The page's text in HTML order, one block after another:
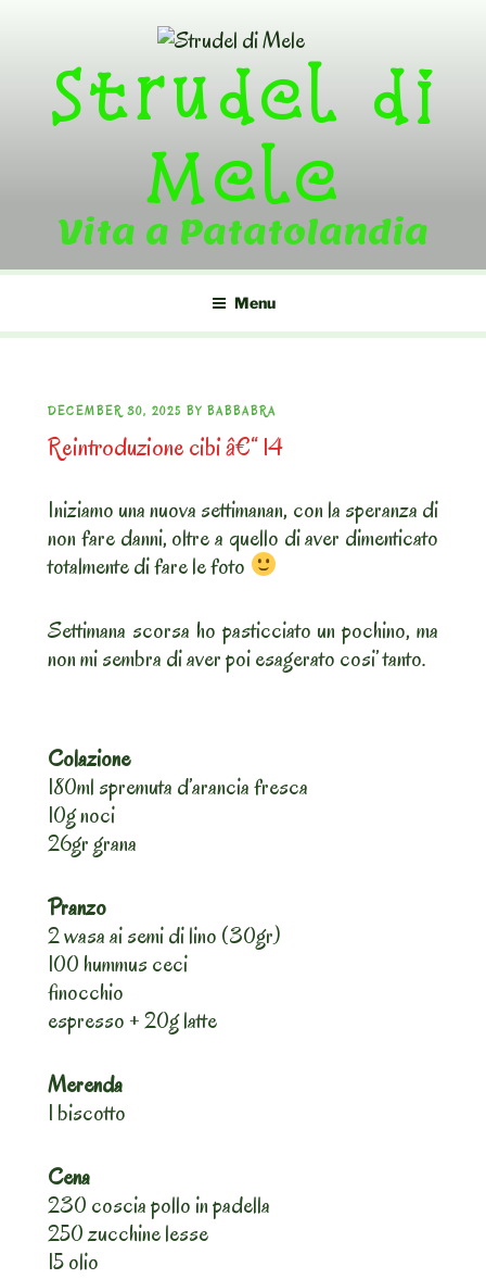
contentStrudel di
Mele
Vita a Patatolandia
Menu
POSTED
ON
DECEMBER 30, 2025 BY BABBABRA
Reintroduzione cibi â€“ 14
Iniziamo una nuova settimanan, con la speranza di
non fare danni, oltre a quello di aver dimenticato
totalmente di fare le foto
Settimana scorsa ho pasticciato un pochino, ma
non mi sembra di aver poi esagerato cosi’ tanto.
Colazione
180ml spremuta d’arancia fresca
10g noci
26gr grana
Pranzo
2 wasa ai semi di lino (30gr)
100 hummus ceci
finocchio
espresso + 20g latte
Merenda
1 biscotto
Cena
230 coscia pollo in padella
250 zucchine lesse
15 olio